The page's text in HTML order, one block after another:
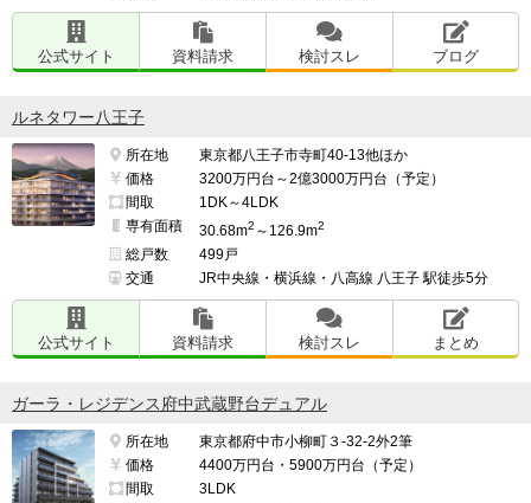
公式サイト 資料請求 検討スレ ブログ
ルネタワー八王子
所在地
東京都八王子市寺町40-13他ほか
価格
3200万円台～2億3000万円台（予定）
間取
1DK～4LDK
専有面積
30.68m2 ～126.9m2
総戸数
499戸
交通
JR中央線・横浜線・八高線 八王子 駅徒歩5分
公式サイト 資料請求 検討スレ まとめ
ガーラ・レジデンス府中武蔵野台デュアル
所在地
東京都府中市小柳町３-32-2外2筆
価格
4400万円台・5900万円台（予定）
間取
3LDK